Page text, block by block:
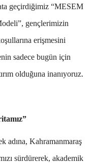
geçirdiğimiz “MESEM
gençlerimizin
erişmesini
sadece bugün için
olduğuna inanıyoruz.
adına, Kahramanmaraş
sürdürerek, akademik